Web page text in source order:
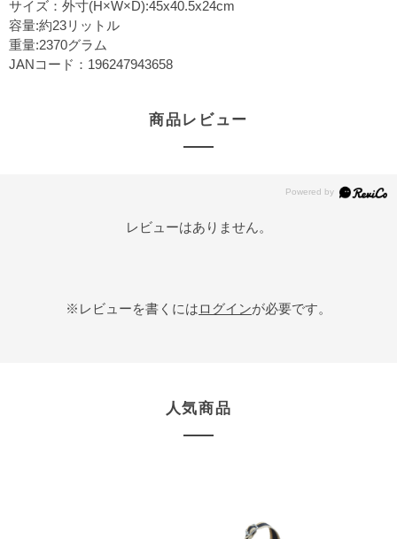
サイズ：外寸(H×W×D):45x40.5x24cm
容量:約23リットル
重量:2370グラム
JANコード：196247943658
商品レビュー
レビューはありません。
※レビューを書くにはログインが必要です。
人気商品